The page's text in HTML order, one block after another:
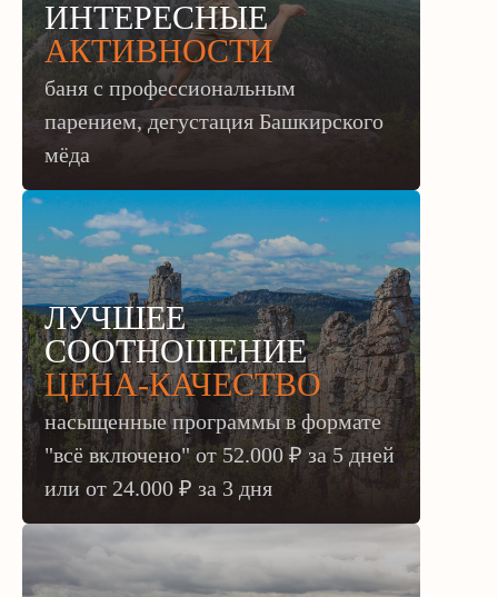
ИНТЕРЕСНЫЕ
АКТИВНОСТИ
баня с профессиональным
парением, дегустация Башкирского
мёда
ЛУЧШЕЕ
СООТНОШЕНИЕ
ЦЕНА-КАЧЕСТВО
насыщенные программы в формате
"всё включено" от 52.000 ₽ за 5 дней
или от 24.000 ₽ за 3 дня